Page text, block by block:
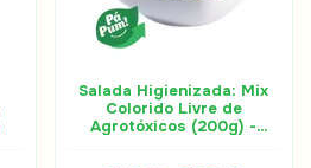
Salada Higienizada: Mix
Colorido Livre de
Agrotóxicos (200g) -